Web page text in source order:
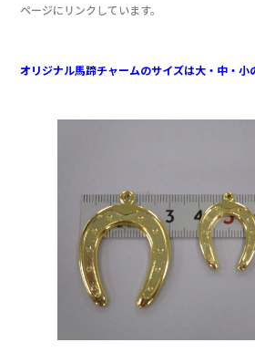
ページにリンクしています。
オリジナル馬蹄チャームのサイズは大・中・小